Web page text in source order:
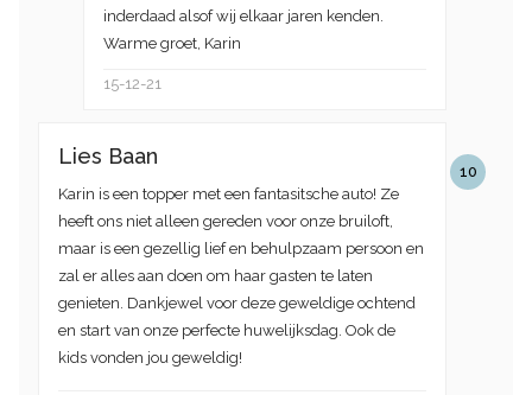
inderdaad alsof wij elkaar jaren kenden.
Warme groet, Karin
15-12-21
10
Lies Baan
Karin is een topper met een fantasitsche auto! Ze
heeft ons niet alleen gereden voor onze bruiloft,
maar is een gezellig lief en behulpzaam persoon en
zal er alles aan doen om haar gasten te laten
genieten. Dankjewel voor deze geweldige ochtend
en start van onze perfecte huwelijksdag. Ook de
kids vonden jou geweldig!